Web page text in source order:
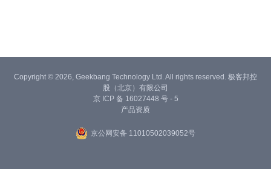
Copyright © 2026, Geekbang Technology Ltd. All rights reserved. 极客邦控
股（北京）有限公司
京 ICP 备 16027448 号 - 5
产品资质
京公网安备 11010502039052号